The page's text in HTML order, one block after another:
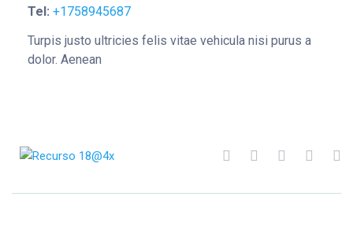
Tel: +1758945687
Turpis justo ultricies felis vitae vehicula nisi purus a
dolor. Aenean